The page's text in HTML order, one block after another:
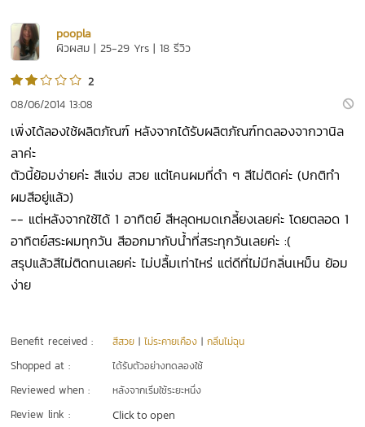
poopla
ผิวผสม | 25-29 Yrs | 18 รีวิว
2
08/06/2014 13:08
เพิ่งได้ลองใช้ผลิตภัณฑ์ หลังจากได้รับผลิตภัณฑ์ทดลองจากวานิล
ลาค่ะ
ตัวนี้ย้อมง่ายค่ะ สีแจ่ม สวย แต่โคนผมที่ดำ ๆ สีไม่ติดค่ะ (ปกติทำ
ผมสีอยู่แล้ว)
-- แต่หลังจากใช้ได้ 1 อาทิตย์ สีหลุดหมดเกลี้ยงเลยค่ะ โดยตลอด 1
อาทิตย์สระผมทุกวัน สีออกมากับน้ำที่สระทุกวันเลยค่ะ :(
สรุปแล้วสีไม่ติดทนเลยค่ะ ไม่ปลื้มเท่าไหร่ แต่ดีที่ไม่มีกลิ่นเหม็น ย้อม
ง่าย
Benefit received : สีสวย |ไม่ระคายเคือง |กลิ่นไม่ฉุน
Shopped at : ได้รับตัวอย่างทดลองใช้
Reviewed when : หลังจากเริ่มใช้ระยะหนึ่ง
Review link : Click to open